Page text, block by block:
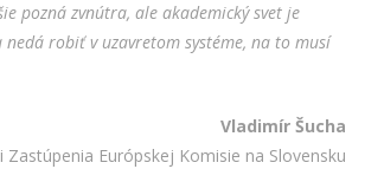
pozná zvnútra, ale akademický svet je
robiť v uzavretom systéme, na to musí
Vladimír Šucha
Zastúpenia Európskej Komisie na Slovensku